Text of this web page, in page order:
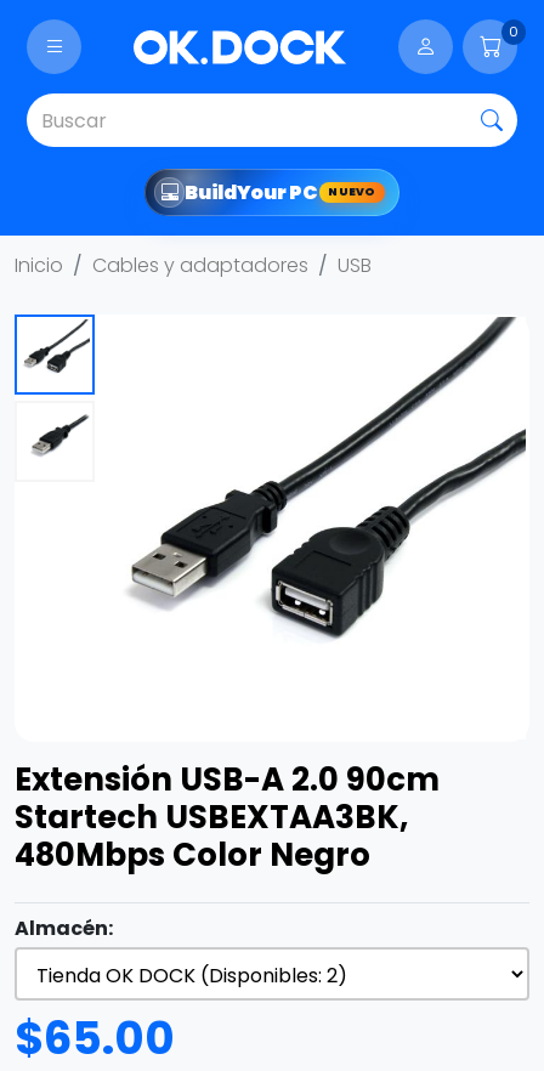
0
BuildYour PC NUEVO
Inicio Cables y adaptadores USB
Extensión USB-A 2.0 90cm
Startech USBEXTAA3BK,
480Mbps Color Negro
Almacén:
$65.00